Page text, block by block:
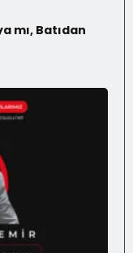
mı, Batıdan